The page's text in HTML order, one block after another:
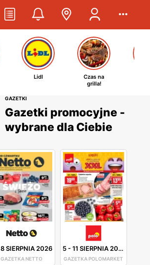
Lidl
Czas na
grilla!
GAZETKI
Gazetki promocyjne -
wybrane dla Ciebie
8 SIERPNIA 2026
GAZETKA NETTO
5-11 SIERPNIA 2026
GAZETKA POLOMARKET